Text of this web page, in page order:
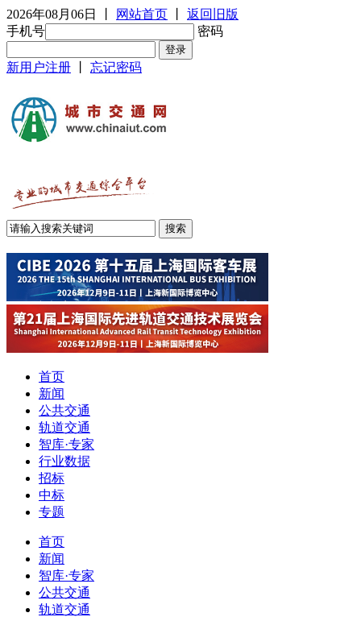
2026年08月06日 网站首页
返回旧版
手机号
密码
新用户注册 忘记密码
首页
新闻
公共交通
轨道交通
智库·专家
行业数据
招标
中标
专题
首页
新闻
智库·专家
公共交通
轨道交通